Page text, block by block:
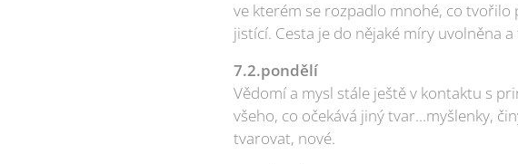
ve kterém se rozpadlo mnohé, co tvořilo
jistící. Cesta je do nějaké míry uvolněna
7.2.pondělí
Vědomí a mysl stále ještě v kontaktu s
všeho, co očekává jiný tvar...myšlenky,
tvarovat, nové.